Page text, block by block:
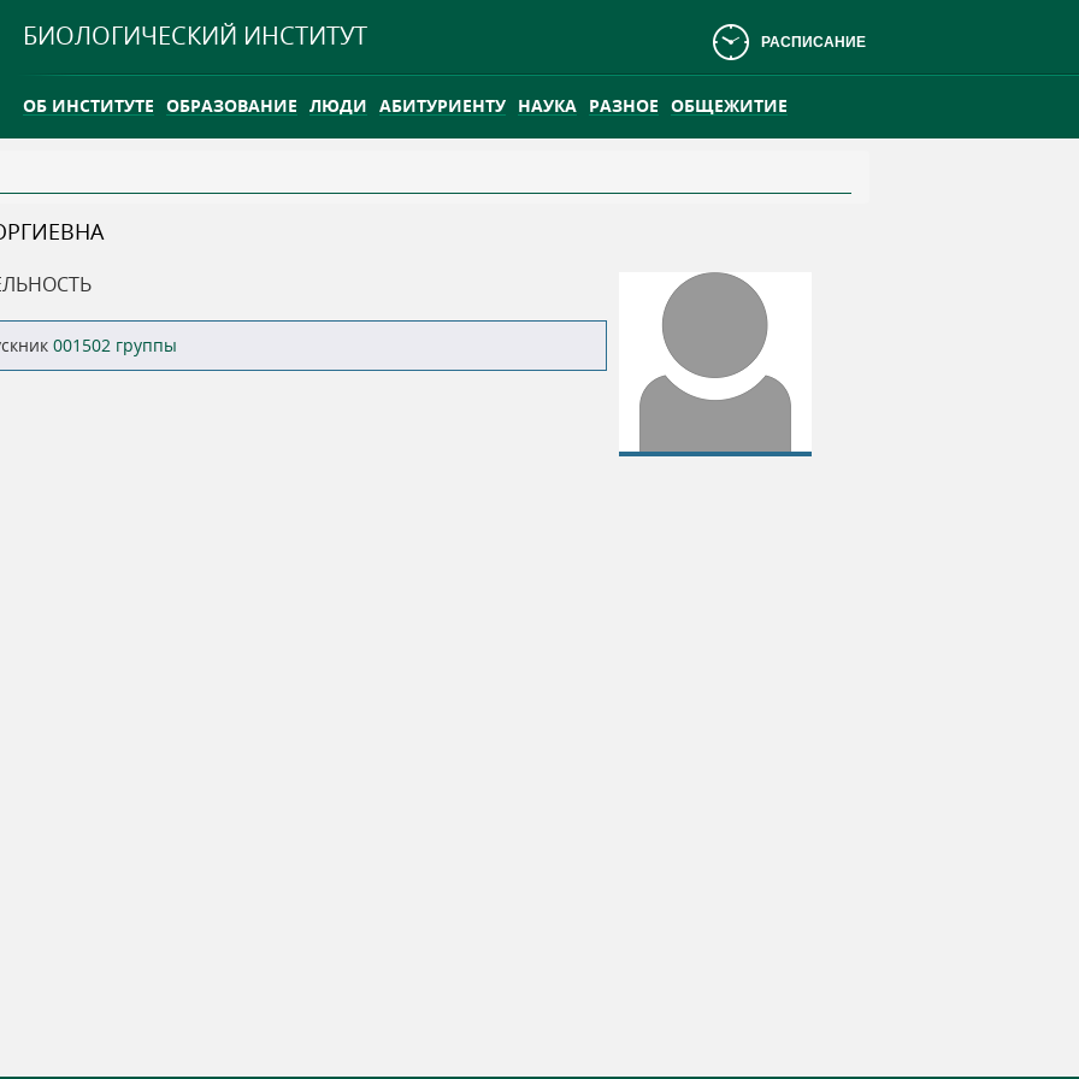
БИОЛОГИЧЕСКИЙ ИНСТИТУТ РАСПИСАНИЕ
ОБ ИНСТИТУТЕ ОБРАЗОВАНИЕ ЛЮДИ АБИТУРИЕНТУ НАУКА РАЗНОЕ ОБЩЕЖИТИЕ
ТГУ ОТКРЫЛ ИССЛЕДОВАТЕЛЬСКУЮ СТАНЦИЮ НА ВАСЮГАНСКОМ БОЛОТЕ
001502 группы